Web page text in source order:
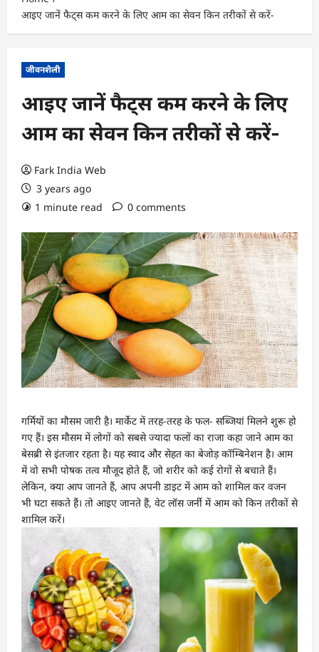
आइए जानें फैट्स कम करने के लिए आम का सेवन किन तरीकों से करें-
जीवनशैली
आइए जानें फैट्स कम करने के लिए
आम का सेवन किन तरीकों से करें-
Fark India Web
3 years ago
1 minute read
0 comments
गर्मियों का मौसम जारी है। मार्केट में तरह-तरह के फल- सब्जियां मिलने शुरू हो
गए हैं। इस मौसम में लोगों को सबसे ज्यादा फलों का राजा कहा जाने आम का
बेसब्री से इंतजार रहता है। यह स्वाद और सेहत का बेजोड़ कॉम्बिनेशन है। आम
में वो सभी पोषक तत्व मौजूद होते हैं, जो शरीर को कई रोगों से बचाते हैं।
लेकिन, क्या आप जानते हैं, आप अपनी डाइट में आम को शामिल कर वजन
भी घटा सकते हैं। तो आइए जानते हैं, वेट लॉस जर्नी में आम को किन तरीकों से
शामिल करें।